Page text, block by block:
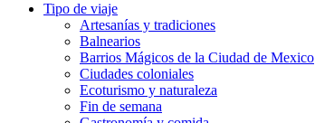
Tipo de viaje
Artesanías y tradiciones
Balnearios
Barrios Mágicos de la Ciudad de Mexico
Ciudades coloniales
Ecoturismo y naturaleza
Fin de semana